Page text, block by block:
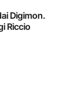
Digimon.
Riccio